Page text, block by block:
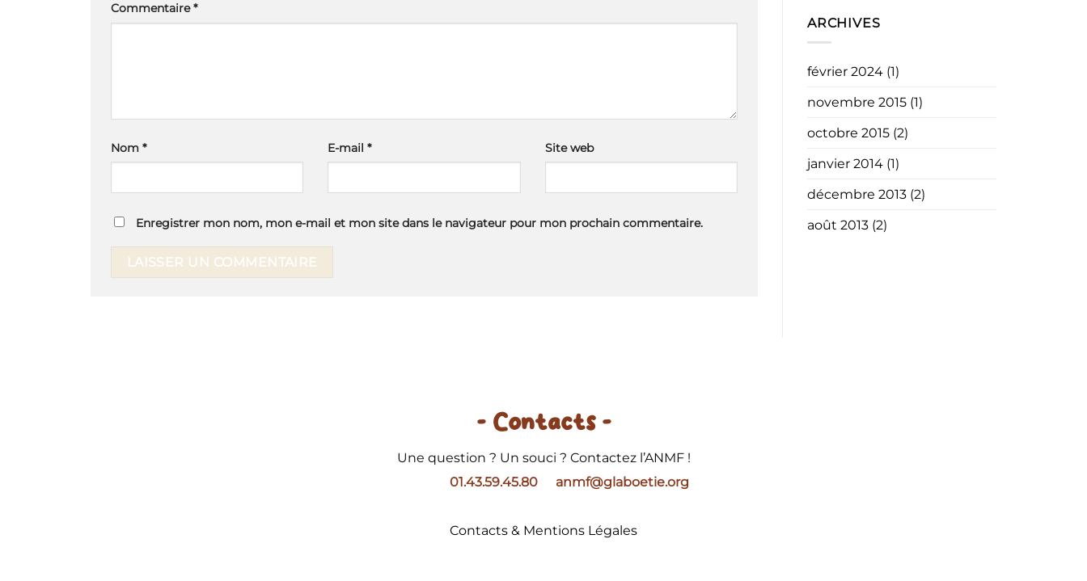
Commentaire*
Nom * E-mail* Site web
Enregistrer mon nom, mon e-mail et mon site dans le navigateur pour mon prochain commentaire.
ARCHIVES
février 2024 (1)
novembre 2015 (1)
octobre 2015 (2)
janvier 2014 (1)
décembre 2013 (2)
août 2013 (2)
- Contacts -
Une question ? Un souci ? Contactez l’ANMF !
01.43.59.45.80
anmf@glaboetie.org
Contacts & Mentions Légales